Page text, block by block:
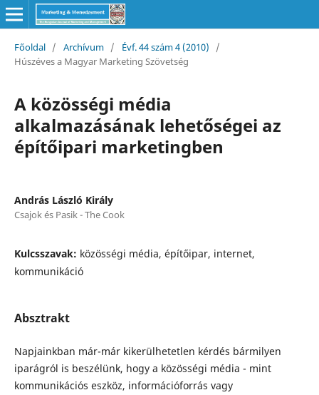
Főoldal / Archívum / Évf. 44 szám 4 (2010)
/
Húszéves a Magyar Marketing Szövetség
A közösségi média
alkalmazásának lehetőségei az
építőipari marketingben
András László Király
Csajok és Pasik - The Cook
Kulcsszavak: közösségi média, építőipar, internet,
kommunikáció
Absztrakt
Napjainkban már-már kikerülhetetlen kérdés bármilyen
iparágról is beszélünk, hogy a közösségi média - mint
kommunikációs eszköz, információforrás vagy